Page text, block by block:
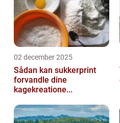
02 december 2025
Sådan kan sukkerprint
forvandle dine
kagekreatione...